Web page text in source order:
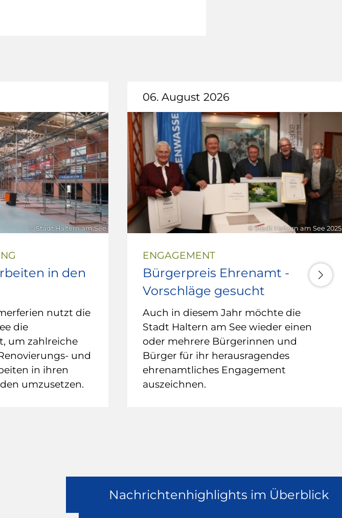
© Stadt Haltern am See
in den
nutzt die
die
um zahlreiche
und
in ihren
umzusetzen.
06. August 2026
© Stadt Haltern am See 2025
ENGAGEMENT
Bürgerpreis Ehrenamt -
Vorschläge gesucht
Auch in diesem Jahr möchte die
Stadt Haltern am See wieder einen
oder mehrere Bürgerinnen und
Bürger für ihr herausragendes
ehrenamtliches Engagement
auszeichnen.
Nachrichtenhighlights im Überblick